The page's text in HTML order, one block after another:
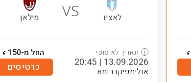
€
לאציו VS מילאן
i תאריך לא סופי
13.09.2026 | 20:45
אולימפיקו רומא
החל מ-150 €
כרטיסים